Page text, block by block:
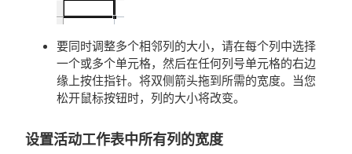
要同时调整多个相邻列的大小，请在每个列中选择
一个或多个单元格，然后在任何列号单元格的右边
缘上按住指针。将双侧箭头拖到所需的宽度。当您
松开鼠标按钮时，列的大小将改变。
设置活动工作表中所有列的宽度